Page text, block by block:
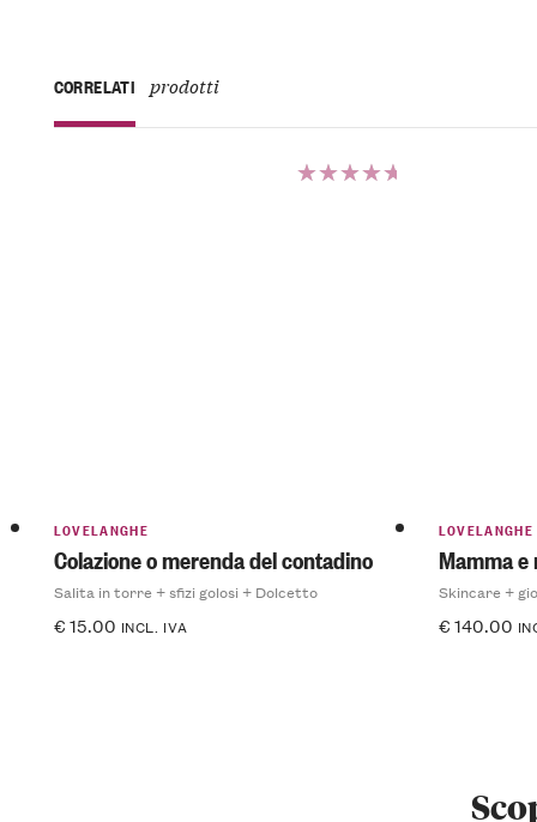
CORRELATI prodotti
LOVELANGHE
Colazione o merenda del contadino
Salita in torre + sfizi golosi + Dolcetto
€15.00 INCL. IVA
LOVELANGHE
Mamma e
Skincare +
€140.00